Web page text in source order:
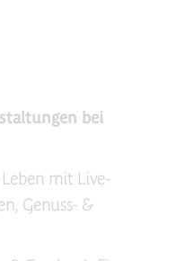
bei
mit Live-
Genuss- &